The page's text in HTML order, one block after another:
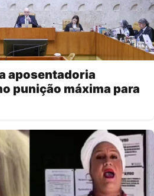
aposentadoria
punição máxima para